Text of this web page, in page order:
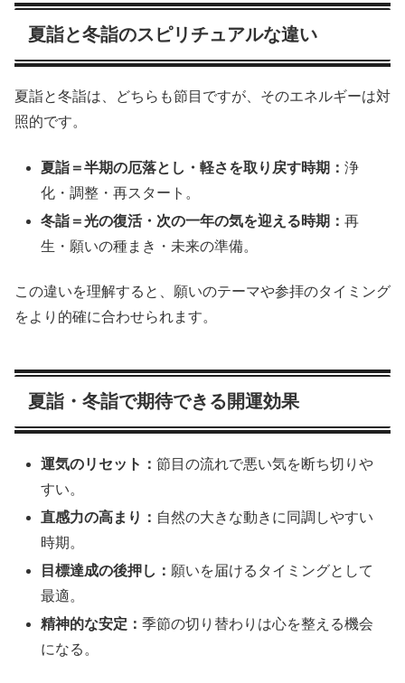
夏詣と冬詣のスピリチュアルな違い
夏詣と冬詣は、どちらも節目ですが、そのエネルギーは対
照的です。
夏詣＝半期の厄落とし・軽さを取り戻す時期：浄
化・調整・再スタート。
冬詣＝光の復活・次の一年の気を迎える時期：再
生・願いの種まき・未来の準備。
この違いを理解すると、願いのテーマや参拝のタイミング
をより的確に合わせられます。
夏詣・冬詣で期待できる開運効果
運気のリセット：節目の流れで悪い気を断ち切りや
すい。
直感力の高まり： 自然の大きな動きに同調しやすい
時期。
目標達成の後押し： 願いを届けるタイミングとして
最適。
精神的な安定：季節の切り替わりは心を整える機会
になる。